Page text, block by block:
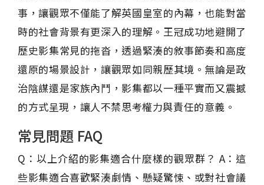
事，讓觀眾不僅能了解英國皇室的內幕，也能對當
時的社會背景有更深入的理解。王冠成功地避開了
歷史影集常見的拖沓，透過緊湊的敘事節奏和高度
還原的場景設計，讓觀眾如同親歷其境。無論是政
治陰謀還是家族內鬥，影集都以一種平實而又震撼
的方式呈現，讓人不禁思考權力與責任的意義。
常見問題 FAQ
Q：以上介紹的影集適合什麼樣的觀眾群？ A：這
些影集適合喜歡緊湊劇情、懸疑驚悚、或對社會議